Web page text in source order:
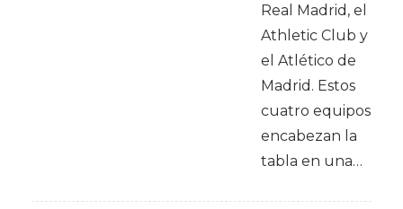
Real Madrid, el
Athletic Club y
el Atlético de
Madrid. Estos
cuatro equipos
encabezan la
tabla en una…